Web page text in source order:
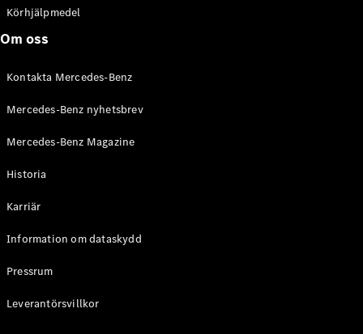
Mercedes-
Mercedes-
Store
Körhjälpmedel
Om oss
Kontakta Mercedes-Benz
Mercedes-Benz nyhetsbrev
Mercedes-Benz Magazine
Historia
Karriär
Information om dataskydd
Pressrum
Leverantörsvillkor